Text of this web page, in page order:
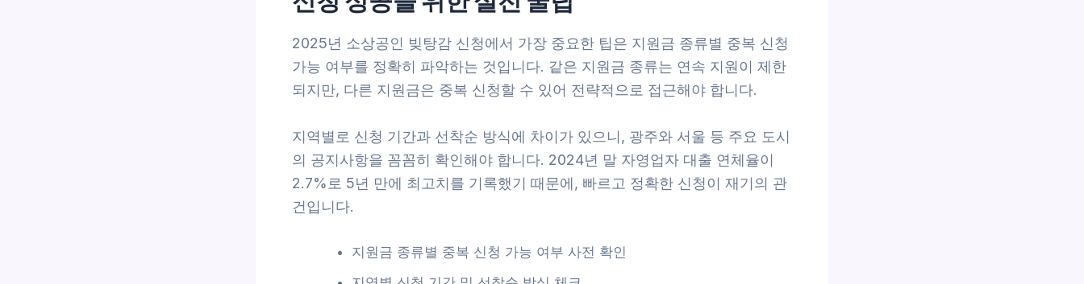
2025년 소상공인 빚탕감 신청에서 가장 중요한 팁은 지원금 종류별 중복 신청
가능 여부를 정확히 파악하는 것입니다. 같은 지원금 종류는 연속 지원이 제한
되지만, 다른 지원금은 중복 신청할 수 있어 전략적으로 접근해야 합니다.
지역별로 신청 기간과 선착순 방식에 차이가 있으니, 광주와 서울 등 주요 도시
의 공지사항을 꼼꼼히 확인해야 합니다. 2024년 말 자영업자 대출 연체율이
2.7%로 5년 만에 최고치를 기록했기 때문에, 빠르고 정확한 신청이 재기의 관
건입니다.
지원금 종류별 중복 신청 가능 여부 사전 확인